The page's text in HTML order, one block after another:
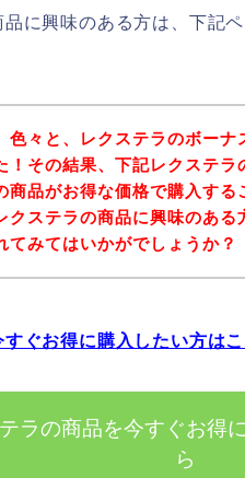
に興味のある方は、下記
色々と、レクステラのボーナ
！その結果、下記レクステラ
商品がお得な価格で購入する
クステラの商品に興味のある
てみてはいかがでしょうか？
ぐお得に購入したい方は
ラの商品を今すぐお得
ら